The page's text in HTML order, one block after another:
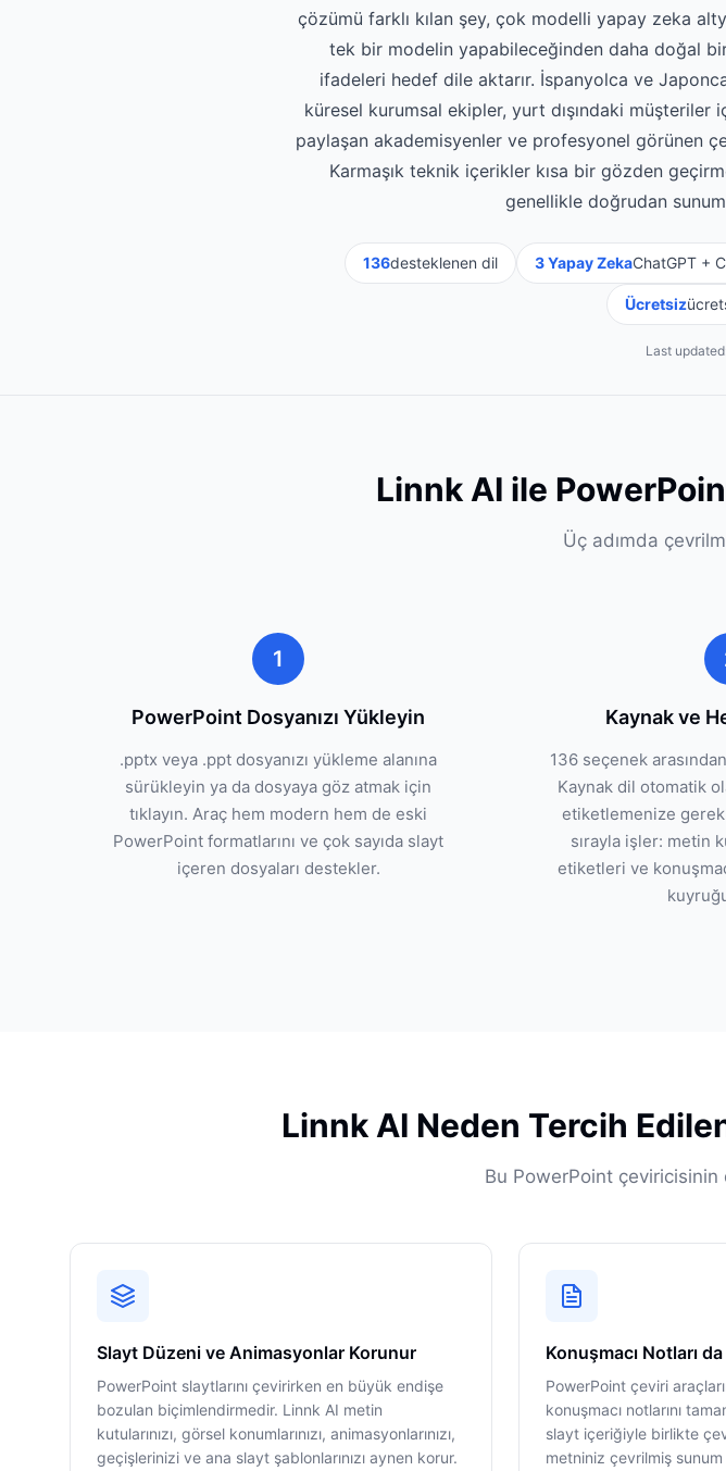
çözümü farklı kılan şey, çok modelli yapay zeka
tek bir modelin yapabileceğinden daha doğal
ifadeleri hedef dile aktarır. İspanyolca ve
küresel kurumsal ekipler, yurt dışındaki müşteriler
paylaşan akademisyenler ve profesyonel görünen
Karmaşık teknik içerikler kısa bir gözden
genellikle doğrudan
136desteklenen dil 3 Yapay ZekaChatGPT +
Ücretsiz
Last
Linnk AI ile
Üç adımda
1
PowerPoint Dosyanızı Yükleyin
.pptx veya .ppt dosyanızı yükleme alanına
sürükleyin ya da dosyaya göz atmak için
tıklayın. Araç hem modern hem de eski
PowerPoint formatlarını ve çok sayıda slayt
içeren dosyaları destekler.
Kaynak ve
136 seçenek
Kaynak dil otomatik
etiketlemenize
sırayla işler: metin
etiketleri ve
Linnk AI Neden Tercih
Bu PowerPoint çeviricisinin
Slayt Düzeni ve Animasyonlar Korunur
PowerPoint slaytlarını çevirirken en büyük endişe
bozulan biçimlendirmedir. Linnk AI metin
kutularınızı, görsel konumlarınızı, animasyonlarınızı,
geçişlerinizi ve ana slayt şablonlarınızı aynen korur.
Konuşmacı Notları
PowerPoint çeviri
konuşmacı notlarını
slayt içeriğiyle birlikte
metniniz çevrilmiş sunum